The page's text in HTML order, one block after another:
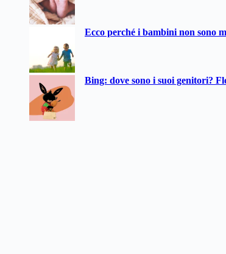
Ecco perché i bambini non sono
Bing: dove sono i suoi genitori?